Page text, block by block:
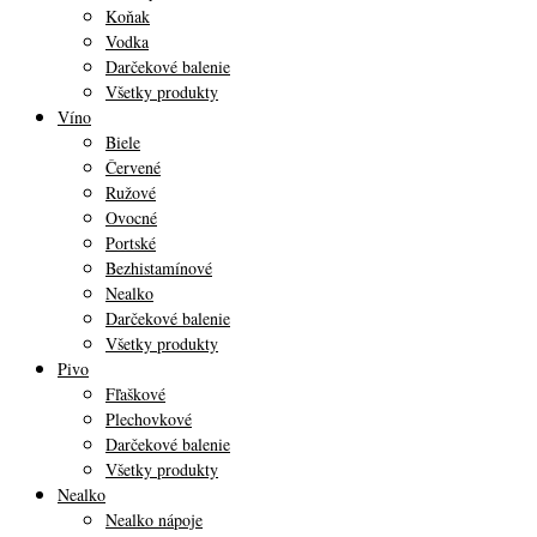
Koňak
Vodka
Darčekové balenie
Všetky produkty
Víno
Biele
Červené
Ružové
Ovocné
Portské
Bezhistamínové
Nealko
Darčekové balenie
Všetky produkty
Pivo
Fľaškové
Plechovkové
Darčekové balenie
Všetky produkty
Nealko
Nealko nápoje